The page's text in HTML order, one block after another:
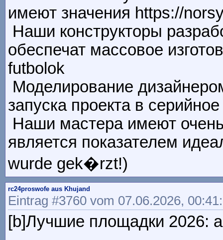
имеют значения https://
Наши конструкторы
обеспечат массовое
futbolok
Моделирование
запуска проекта в
Наши мастера имеют
является показателем
wurde gek�rzt!)
rc24proswofe aus Khujand
Eintrag #3760 vom 07.06.2026,
[b]Лучшие площадки 2026: